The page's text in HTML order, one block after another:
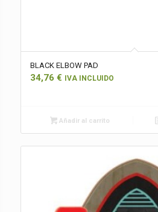
BLACK ELBOW PAD
34,76 € IVA INCLUIDO
Añadir al carrito